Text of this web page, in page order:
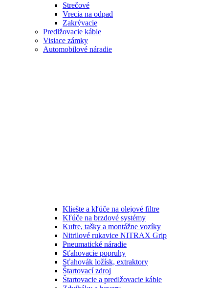
Strečové
Vrecia na odpad
Zakrývacie
Predlžovacie káble
Visiace zámky
Automobilové náradie
Kliešte a kľúče na olejové filtre
Kľúče na brzdové systémy
Kufre, tašky a montážne vozíky
Nitrilové rukavice NITRAX Grip
Pneumatické náradie
Sťahovacie popruhy
Sťahovák ložísk, extraktory
Štartovací zdroj
Štartovacie a predlžovacie káble